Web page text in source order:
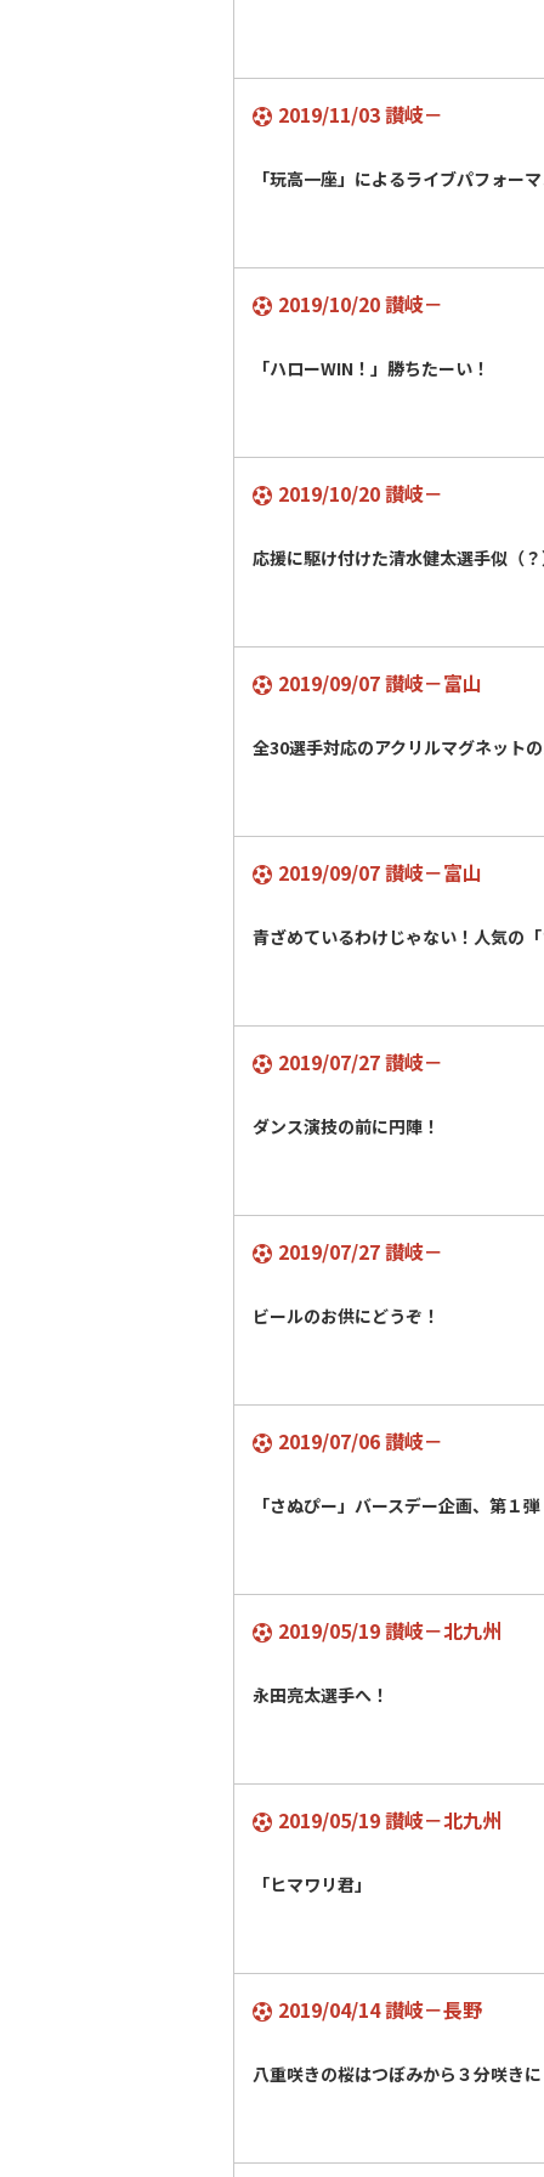
2019/11/03 讃岐－
「玩高一座」によるライブパフォー
2019/10/20 讃岐－
「ハローWIN！」勝ちたーい！
2019/10/20 讃岐－
応援に駆け付けた清水健太選手似（
2019/09/07 讃岐－富山
全30選手対応のアクリルマグネット
2019/09/07 讃岐－富山
青ざめているわけじゃない！人気の
2019/07/27 讃岐－
ダンス演技の前に円陣！
2019/07/27 讃岐－
ビールのお供にどうぞ！
2019/07/06 讃岐－
「さぬぴー」バースデー企画、第１
2019/05/19 讃岐－北九州
永田亮太選手へ！
2019/05/19 讃岐－北九州
「ヒマワリ君」
2019/04/14 讃岐－長野
八重咲きの桜はつぼみから３分咲きに